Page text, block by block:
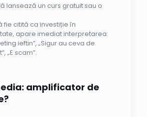
lansează un curs gratuit sau o
fie citită ca investiție în
apare imediat interpretarea:
ieftin”, „Sigur au ceva de
„E scam”.
: amplificator de